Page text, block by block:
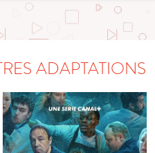
ADAPTATIONS